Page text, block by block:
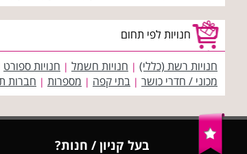
חנויות לפי תחום
חנויות רשת (כללי) | חנויות חשמל | חנויות ספורט
מכוני / חדרי כושר | בתי קפה | מספרות | חברות
בעל קניון / חנות?